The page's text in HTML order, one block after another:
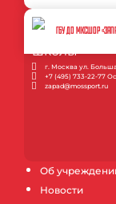
Об
Новости
ГБУ ДО МКСШОР
г. Москва ул.
+7 (495) 733-22-77
zapad@mossport.ru